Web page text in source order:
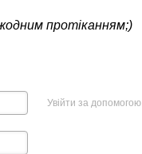
протіканням;)
Увійти за допомогою